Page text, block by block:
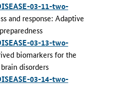
03-11-two-
and response: Adaptive
03-13-two-
biomarkers for the
disorders
03-14-two-